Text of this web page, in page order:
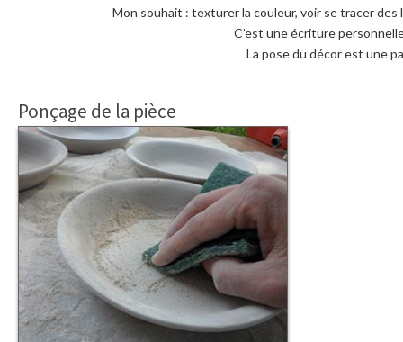
Mon souhait : texturer la couleur, voir se tracer
C’est une écriture
La pose du décor est une
Ponçage de la pièce